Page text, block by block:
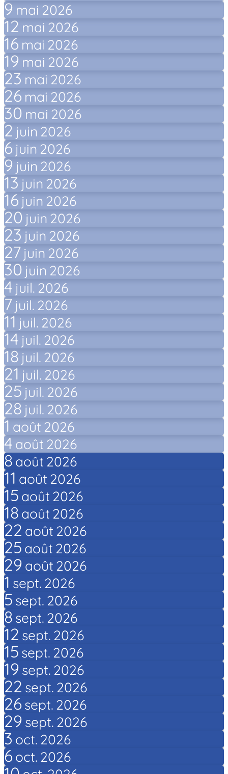
9 mai 2026
12 mai 2026
16 mai 2026
19 mai 2026
23 mai 2026
26 mai 2026
30 mai 2026
2 juin 2026
6 juin 2026
9 juin 2026
13 juin 2026
16 juin 2026
20 juin 2026
23 juin 2026
27 juin 2026
30 juin 2026
4 juil. 2026
7 juil. 2026
11 juil. 2026
14 juil. 2026
18 juil. 2026
21 juil. 2026
25 juil. 2026
28 juil. 2026
1 août 2026
4 août 2026
8 août 2026
11 août 2026
15 août 2026
18 août 2026
22 août 2026
25 août 2026
29 août 2026
1 sept. 2026
5 sept. 2026
8 sept. 2026
12 sept. 2026
15 sept. 2026
19 sept. 2026
22 sept. 2026
26 sept. 2026
29 sept. 2026
3 oct. 2026
6 oct. 2026